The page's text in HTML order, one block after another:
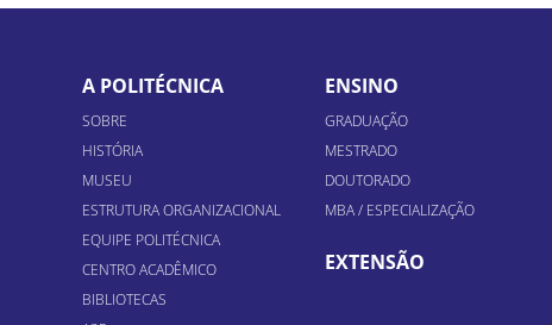
A POLITÉCNICA
SOBRE
HISTÓRIA
MUSEU
ESTRUTURA ORGANIZACIONAL
EQUIPE POLITÉCNICA
CENTRO ACADÊMICO
BIBLIOTECAS
ENSINO
GRADUAÇÃO
MESTRADO
DOUTORADO
MBA / ESPECIALIZAÇÃO
EXTENSÃO